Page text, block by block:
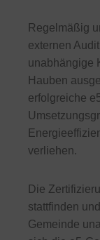
Regelmäßig
externen
unabhängige
Hauben
erfolgreiche
verliehen.
Die
stattfinden
Gemeinde